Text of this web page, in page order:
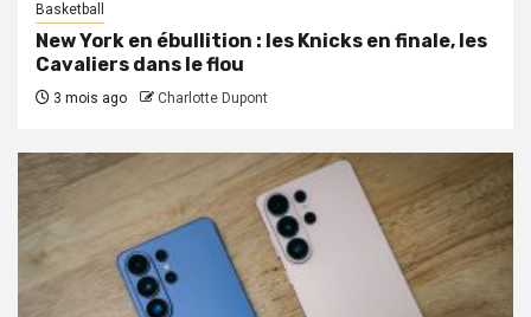
Basketball
New York en ébullition : les Knicks en finale, les
Cavaliers dans le flou
3 mois ago Charlotte Dupont